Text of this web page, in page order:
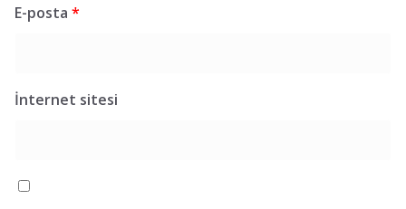
E-posta *
İnternet sitesi